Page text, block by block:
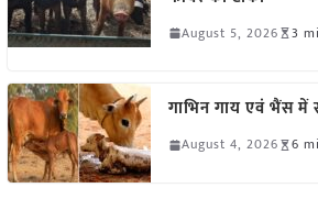
August 5, 2026 3
गाभिन गाय एवं भैंस में
August 4, 2026 6